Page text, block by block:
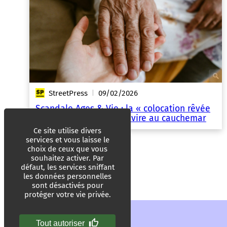
StreetPress 09/02/2026
Scandale Ages & Vie : la « colocation rêvée
des personnes âgées » vire au cauchemar
Ce site utilise divers
services et vous laisse le
choix de ceux que vous
souhaitez activer. Par
défaut, les services sniffant
les données personnelles
sont désactivés pour
protéger votre vie privée.
Tout autoriser